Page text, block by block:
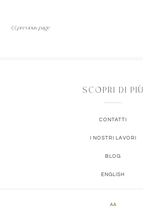
previous page
SCOPRI DI PIÙ
CONTATTI
I NOSTRI LAVORI
BLOG
ENGLISH